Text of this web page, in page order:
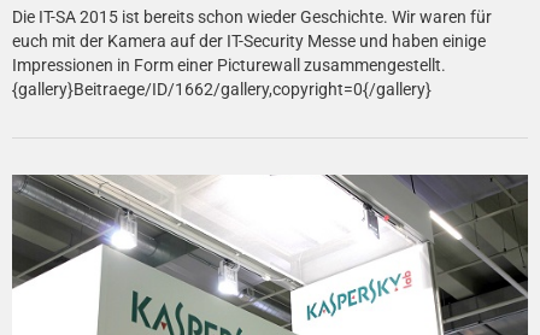
Die IT-SA 2015 ist bereits schon wieder Geschichte. Wir waren für
euch mit der Kamera auf der IT-Security Messe und haben einige
Impressionen in Form einer Picturewall zusammengestellt.
{gallery}Beitraege/ID/1662/gallery,copyright=0{/gallery}